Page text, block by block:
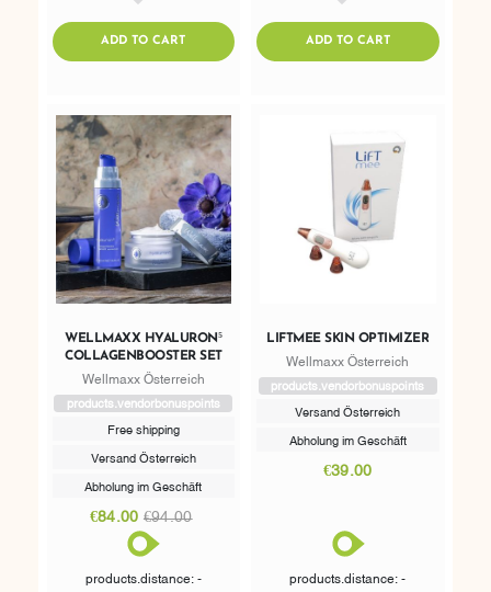
ADD TO CARTADDTOCART ADD TO CARTADDTOCART
WELLMAXX HYALURON⁵
COLLAGENBOOSTER SET
Wellmaxx Österreich
products.vendorbonuspoints
Free shipping
Versand Österreich
Abholung im Geschäft
€84.00 €94.00
products.distance: -
LIFTMEE SKIN OPTIMIZER
Wellmaxx Österreich
products.vendorbonuspoints
Versand Österreich
Abholung im Geschäft
€39.00
products.distance: -